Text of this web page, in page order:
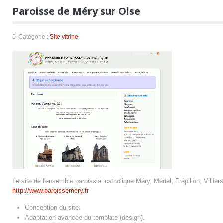
Paroisse de Méry sur Oise
Catégorie : Site vitrine
Le site de l'ensemble paroissial catholique Méry, Mériel, Frépillon,
http://www.paroissemery.fr
Conception du site.
Adaptation avancée du template (design).